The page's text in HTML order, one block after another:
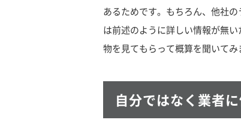
あるためです。もちろん、他社
は前述のように詳しい情報が無
物を見てもらって概算を聞いてみ
自分ではなく業者